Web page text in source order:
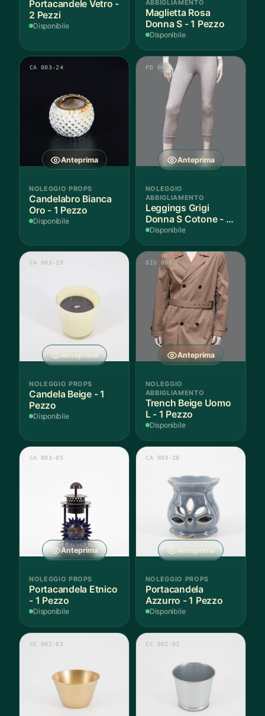
Portacandele Vetro -
2 Pezzi
Disponibile
ABBIGLIAMENTO
Maglietta Rosa
Donna S - 1 Pezzo
Disponibile
Anteprima
CA 003-24
NOLEGGIO PROPS
Candelabro Bianca
Oro - 1 Pezzo
Disponibile
Anteprima
PD 047
NOLEGGIO
ABBIGLIAMENTO
Leggings Grigi
Donna S Cotone - 1
Paio
Disponibile
Anteprima
CA 003-19
NOLEGGIO PROPS
Candela Beige - 1
Pezzo
Disponibile
Anteprima
GIU 008
NOLEGGIO
ABBIGLIAMENTO
Trench Beige Uomo
L - 1 Pezzo
Disponibile
Anteprima
CA 003-05
NOLEGGIO PROPS
Portacandela Etnico
- 1 Pezzo
Disponibile
Anteprima
CA 003-28
NOLEGGIO PROPS
Portacandela
Azzurro - 1 Pezzo
Disponibile
CC 002-03 CC 002-02